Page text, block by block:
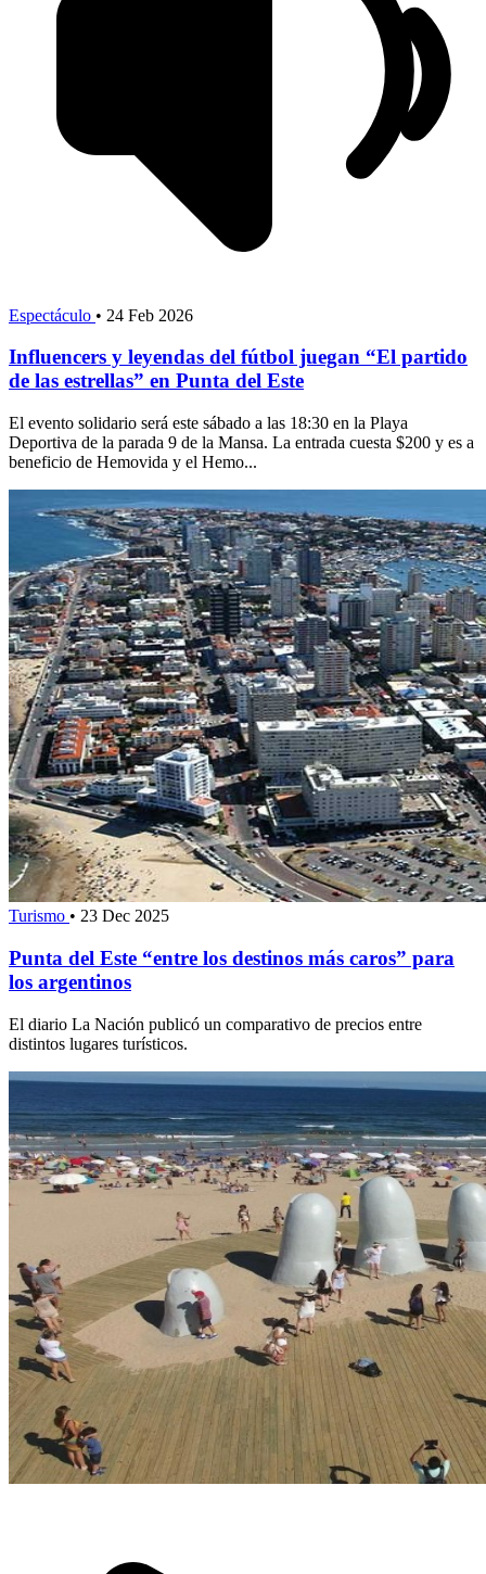
Espectáculo • 24 Feb 2026
Influencers y leyendas del fútbol juegan “El partido
de las estrellas” en Punta del Este
El evento solidario será este sábado a las 18:30 en la Playa
Deportiva de la parada 9 de la Mansa. La entrada cuesta $200 y es a
beneficio de Hemovida y el Hemo...
Turismo • 23 Dec 2025
Punta del Este “entre los destinos más caros” para
los argentinos
El diario La Nación publicó un comparativo de precios entre
distintos lugares turísticos.